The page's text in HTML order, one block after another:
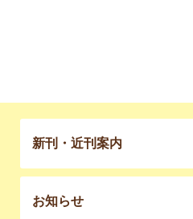
新刊・近刊案内
お知らせ